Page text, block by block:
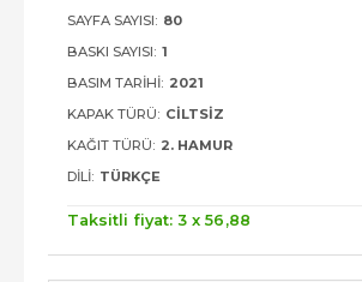
SAYFA SAYISI: 80
BASKI SAYISI: 1
BASIM TARIHI: 2021
KAPAK TÜRÜ: CILTSIZ
KAĞIT TÜRÜ: 2. HAMUR
DILI: TÜRKÇE
Taksitli fiyat: 3 x 56 ,88